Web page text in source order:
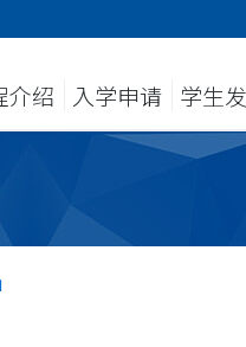
介绍 入学申请 学生